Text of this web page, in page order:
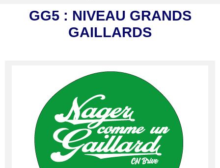
GG5 : NIVEAU GRANDS
GAILLARDS